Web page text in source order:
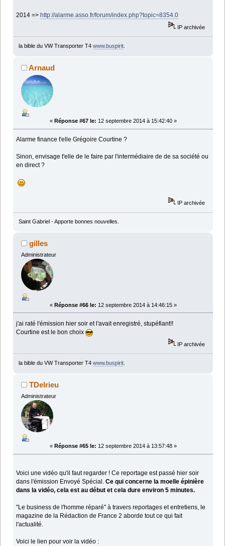
2014 =>http://alarme.asso.fr/forum/index.php?topic=8354.0
IP archivée
la bible du VW Transporter T4 www.buspirit.
Arnaud
« Réponse #67 le: 12 septembre 2014 à 15:42:40 »
Alarme finance t'elle Grégoire Courtine ?
Sinon, envisage t'elle de le faire par l'intermédiaire de de sa société ou
en direct ?
IP archivée
Saint Gabriel - Apporte bonnes nouvelles.
gilles
Administrateur
« Réponse #66 le: 12 septembre 2014 à 14:46:15 »
j'ai raté l'émission hier soir et l'avait enregistré, stupéfiant!!
Courtine est le bon choix
IP archivée
la bible du VW Transporter T4 www.buspirit.
TDelrieu
Administrateur
« Réponse #65 le: 12 septembre 2014 à 13:57:48 »
Voici une vidéo qu'il faut regarder ! Ce reportage est passé hier soir
dans l'émission Envoyé Spécial.Ce qui concerne la moelle épinière
dans la vidéo, cela est au début et cela dure environ 5 minutes.
"Le business de l'homme réparé" à travers reportages et entretiens, le
magazine de la Rédaction de France 2 aborde tout ce qui fait
l'actualité.
Voici le lien pour voir la vidéo :